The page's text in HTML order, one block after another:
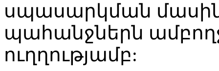
սպասարկման
պահանջներն
ուղղությամբ: